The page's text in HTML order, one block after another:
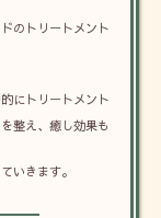
のトリートメント
にトリートメント
整え、癒し効果も
いきます。